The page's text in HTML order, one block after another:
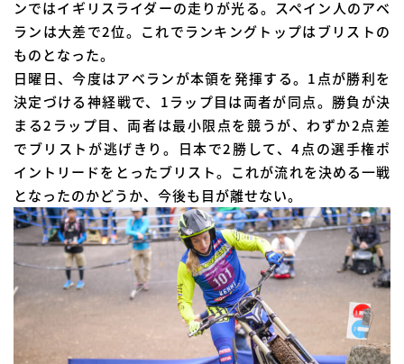
ンではイギリスライダーの走りが光る。スペイン人のアベ
ランは大差で2位。これでランキングトップはブリストの
ものとなった。
日曜日、今度はアベランが本領を発揮する。1点が勝利を
決定づける神経戦で、1ラップ目は両者が同点。勝負が決
まる2ラップ目、両者は最小限点を競うが、わずか2点差
でブリストが逃げきり。日本で2勝して、4点の選手権ポ
イントリードをとったブリスト。これが流れを決める一戦
となったのかどうか、今後も目が離せない。